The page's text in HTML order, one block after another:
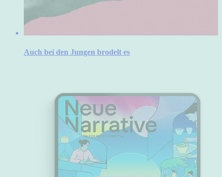
Auch bei den Jungen brodelt es